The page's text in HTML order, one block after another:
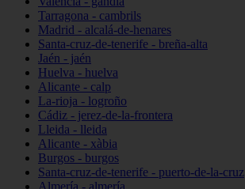
Tarragona - cambrils
Madrid - alcalá-de-henares
Santa-cruz-de-tenerife - breña-alta
Jaén - jaén
Huelva - huelva
Alicante - calp
La-rioja - logroño
Cádiz - jerez-de-la-frontera
Lleida - lleida
Alicante - xàbia
Burgos - burgos
Santa-cruz-de-tenerife - puerto-de-la-cruz
Almería - almería